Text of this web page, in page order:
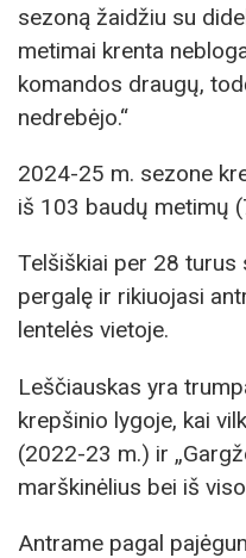
sezoną žaidžiu su
metimai krenta
komandos draugų,
nedrebėjo.“
2024-25 m. sezone
iš 103 baudų metimų
Telšiškiai per 28 turus
pergalę ir rikiuojasi
lentelės vietoje.
Leščiauskas yra
krepšinio lygoje, kai
(2022-23 m.) ir
marškinėlius bei iš
Antrame pagal